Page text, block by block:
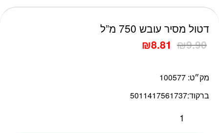
דטול מסיר עובש 750 מ”ל
₪9.90
₪8.81
מק״ט: 100577
ברקוד:5011417561737
כמות דטול מסיר עובש 750 מ"ל